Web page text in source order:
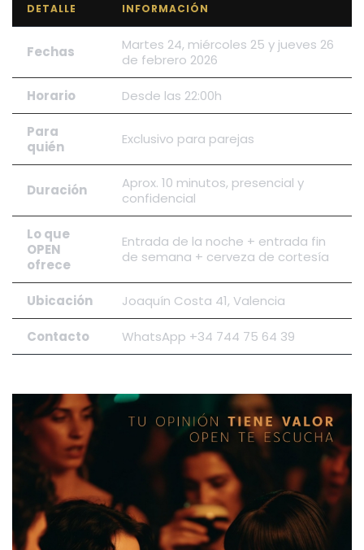
DETALLE INFORMACIÓN
Fechas
Martes 24, miércoles 25 y jueves 26
de febrero 2026
Horario Desde las 22:00h
Para
quién
Exclusivo para parejas
Duración
Aprox. 10 minutos, presencial y
confidencial
Lo que
OPEN
ofrece
Entrada de la noche + entrada fin
de semana + cerveza de cortesía
Ubicación Joaquín Costa 41, Valencia
Contacto WhatsApp +34 744 75 64 39